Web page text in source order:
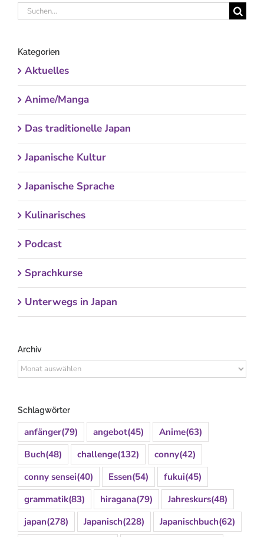
Suche
Kategorien
Aktuelles
Anime/Manga
Das traditionelle Japan
Japanische Kultur
Japanische Sprache
Kulinarisches
Podcast
Sprachkurse
Unterwegs in Japan
Archiv
Archiv
Schlagwörter
anfänger(79) angebot(45) Anime(63)
Buch(48) challenge(132) conny(42)
conny sensei(40) Essen(54) fukui(45)
grammatik(83) hiragana(79) Jahreskurs(48)
japan(278) Japanisch(228) Japanischbuch(62)